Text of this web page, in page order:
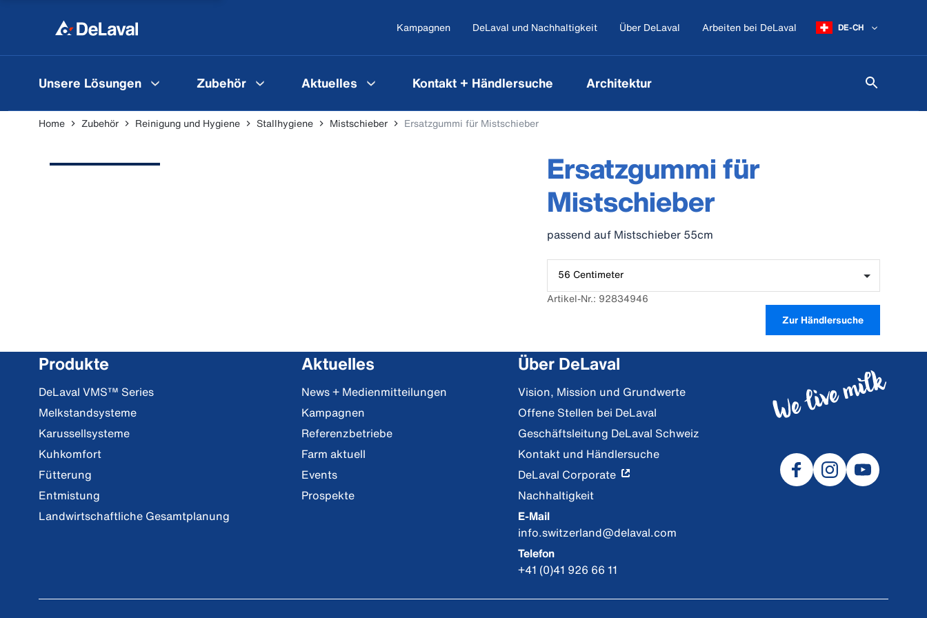
Kampagnen DeLaval und Nachhaltigkeit Über DeLaval Arbeiten bei DeLaval DE-CH
Unsere Lösungen Zubehör Aktuelles Kontakt + Händlersuche Architektur
Home Zubehör Reinigung und Hygiene Stallhygiene Mistschieber Ersatzgummi für Mistschieber
Ersatzgummi für
Mistschieber
passend auf Mistschieber 55cm
56 Centimeter
Artikel-Nr.: 92834946
Zur Händlersuche
Produkte
DeLaval VMS™ Series
Melkstandsysteme
Karussellsysteme
Kuhkomfort
Fütterung
Entmistung
Landwirtschaftliche Gesamtplanung
Aktuelles
News + Medienmitteilungen
Kampagnen
Referenzbetriebe
Farm aktuell
Events
Prospekte
Über DeLaval
Vision, Mission und Grundwerte
Offene Stellen bei DeLaval
Geschäftsleitung DeLaval Schweiz
Kontakt und Händlersuche
DeLaval Corporate
Nachhaltigkeit
E-Mail
info.switzerland@delaval.com
Telefon
+41 (0)41 926 66 11